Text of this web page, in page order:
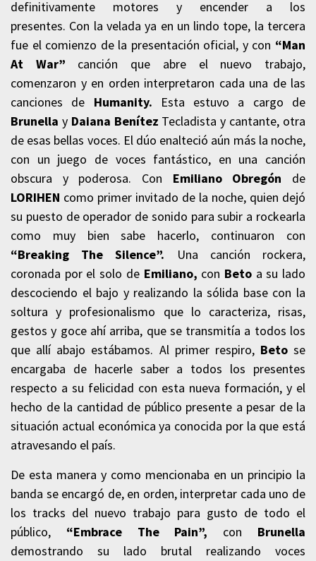
definitivamente motores y encender a los
presentes. Con la velada ya en un lindo tope, la tercera
fue el comienzo de la presentación oficial, y con “Man
At War” canción que abre el nuevo trabajo,
comenzaron y en orden interpretaron cada una de las
canciones de Humanity. Esta estuvo a cargo de
Brunella y Daiana Benítez Tecladista y cantante, otra
de esas bellas voces. El dúo enalteció aún más la noche,
con un juego de voces fantástico, en una canción
obscura y poderosa. Con Emiliano Obregón de
LORIHEN como primer invitado de la noche, quien dejó
su puesto de operador de sonido para subir a rockearla
como muy bien sabe hacerlo, continuaron con
“Breaking The Silence”.
Una canción rockera,
coronada por el solo de Emiliano, con Beto a su lado
descociendo el bajo y realizando la sólida base con la
soltura y profesionalismo que lo caracteriza, risas,
gestos y goce ahí arriba, que se transmitía a todos los
que allí abajo estábamos. Al primer respiro, Beto se
encargaba de hacerle saber a todos los presentes
respecto a su felicidad con esta nueva formación, y el
hecho de la cantidad de público presente a pesar de la
situación actual económica ya conocida por la que está
atravesando el país.
De esta manera y como mencionaba en un principio la
banda se encargó de, en orden, interpretar cada uno de
los tracks del nuevo trabajo para gusto de todo el
público, “Embrace The Pain”, con Brunella
demostrando su lado brutal realizando voces